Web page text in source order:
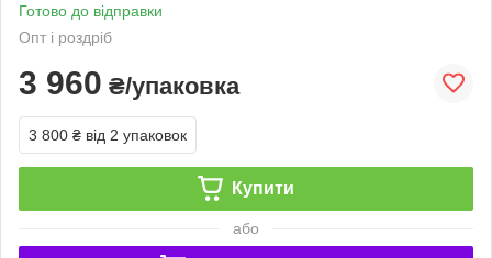
Готово до відправки
Опт і роздріб
3 960 ₴/упаковка
3 800 ₴ від 2 упаковок
Купити
або